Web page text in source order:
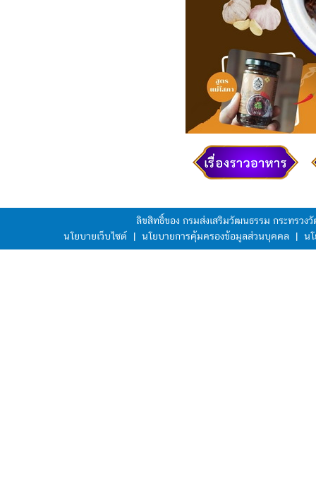
ลิขสิทธิ์ของ กรมส่งเสริมวัฒนธรรม กระทรว
นโยบายเว็บไซต์
| นโยบายการคุ้มครองข้อมูลส่วนบุคคล | น